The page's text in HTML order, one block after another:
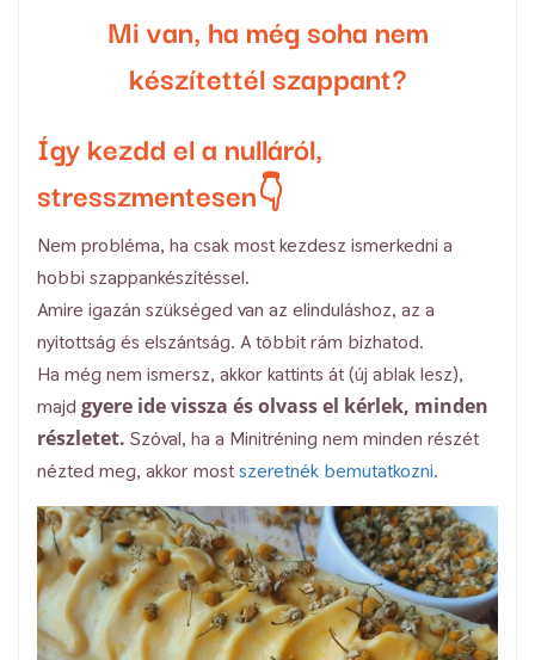
Mi van, ha még soha nem
készítettél szappant?
Így kezdd el a nulláról,
stresszmentesen👇
Nem probléma, ha csak most kezdesz ismerkedni a
hobbi szappankészítéssel.
Amire igazán szükséged van az elinduláshoz, az a
nyitottság és elszántság. A többit rám bízhatod.
Ha még nem ismersz, akkor kattints át (új ablak lesz),
majd gyere ide vissza és olvass el kérlek, minden
részletet. Szóval, ha a Minitréning nem minden részét
nézted meg, akkor mostszeretnék bemutatkozni.